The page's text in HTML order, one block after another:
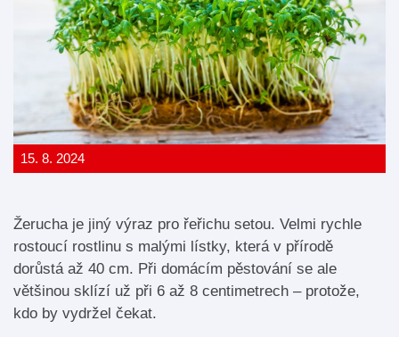
15. 8. 2024
Žerucha je jiný výraz pro řeřichu setou. Velmi rychle
rostoucí rostlinu s malými lístky, která v přírodě
dorůstá až 40 cm. Při domácím pěstování se ale
většinou sklízí už při 6 až 8 centimetrech – protože,
kdo by vydržel čekat.